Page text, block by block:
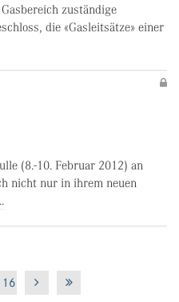
zuständige
die «Gasleitsätze» einer
(8.-10. Februar 2012) an
nicht nur in ihrem neuen